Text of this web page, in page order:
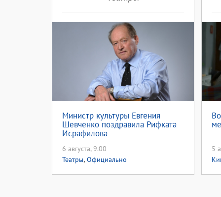
Министр культуры Евгения
Шевченко поздравила Рифката
Исрафилова
6 августа, 9.00
Театры, Официально
5